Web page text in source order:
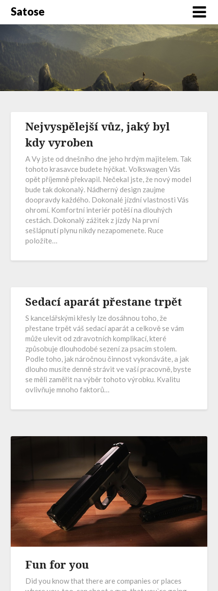
Satose
Nejvyspělejší vůz, jaký byl
kdy vyroben
A Vy jste od dnešního dne jeho hrdým majitelem. Tak
tohoto krasavce budete hýčkat. Volkswagen Vás
opět příjemně překvapil. Nečekal jste, že nový model
bude tak dokonalý. Nádherný design zaujme
doopravdy každého. Dokonalé jízdní vlastnosti Vás
ohromí. Komfortní interiér potěší na dlouhých
cestách. Dokonalý zážitek z jízdy Na první
sešlápnutí plynu nikdy nezapomenete. Ruce
položíte…
Sedací aparát přestane trpět
S kancelářskými křesly lze dosáhnou toho, že
přestane trpět váš sedací aparát a celkově se vám
může ulevit od zdravotních komplikací, které
způsobuje dlouhodobé sezení za psacím stolem.
Podle toho, jak náročnou činnost vykonáváte, a jak
dlouho musíte denně strávit ve vaší pracovně, byste
se měli zaměřit na výběr tohoto výrobku. Kvalitu
ovlivňuje mnoho faktorů…
Fun for you
Did you know that there are companies or places